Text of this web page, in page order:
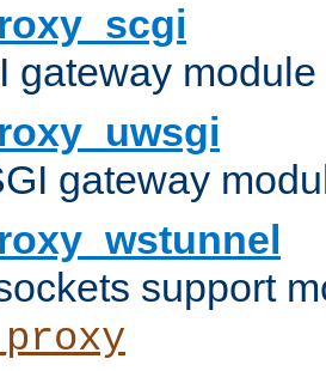
gateway
gateway
support